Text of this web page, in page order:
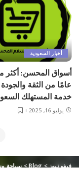
أخبار السعودية
عامًا من الثقة
خدمة المستهلك
يوليو 16, 2025
فيفو نيوز>
Blog
>سياحة